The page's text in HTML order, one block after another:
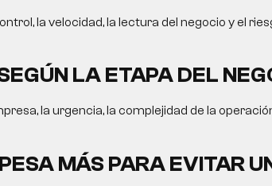
la velocidad, la lectura del negocio y el
LA ETAPA DEL
la urgencia, la complejidad de la
MÁS PARA EVITAR